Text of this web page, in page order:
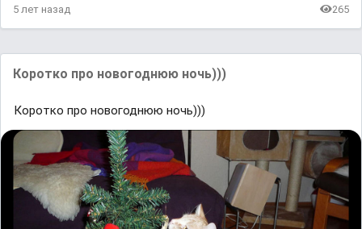
5 лет назад 265
Коротко про новогоднюю ночь)))
Коротко про новогоднюю ночь)))